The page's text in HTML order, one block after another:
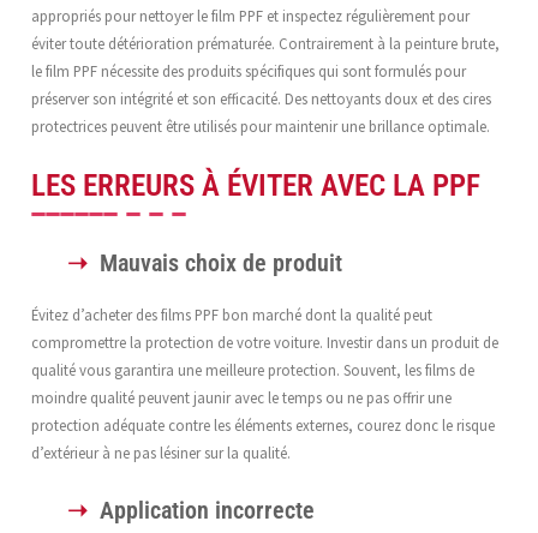
appropriés pour nettoyer le film PPF et inspectez régulièrement pour
éviter toute détérioration prématurée. Contrairement à la peinture brute,
le film PPF nécessite des produits spécifiques qui sont formulés pour
préserver son intégrité et son efficacité. Des nettoyants doux et des cires
protectrices peuvent être utilisés pour maintenir une brillance optimale.
LES ERREURS À ÉVITER AVEC LA PPF
Mauvais choix de produit
Évitez d’acheter des films PPF bon marché dont la qualité peut
compromettre la protection de votre voiture. Investir dans un produit de
qualité vous garantira une meilleure protection. Souvent, les films de
moindre qualité peuvent jaunir avec le temps ou ne pas offrir une
protection adéquate contre les éléments externes, courez donc le risque
d’extérieur à ne pas lésiner sur la qualité.
Application incorrecte